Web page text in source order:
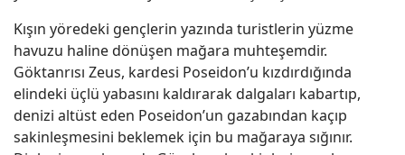
Kışın yöredeki gençlerin yazında turistlerin yüzme
havuzu haline dönüşen mağara muhteşemdir.
Göktanrısı Zeus, kardesi Poseidon’u kızdırdığında
elindeki üçlü yabasını kaldırarak dalgaları kabartıp,
denizi altüst eden Poseidon’un gazabından kaçıp
sakinleşmesini beklemek için bu mağaraya sığınır.